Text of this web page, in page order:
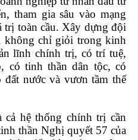
tham gia sâu vào mạng
trị toàn cầu. Xây dựng đội
không chỉ giỏi trong kinh
lĩnh chính trị, có trí tuệ,
có tinh thần dân tộc, có
nước và vươn tầm thế
hệ thống chính trị cần
thần Nghị quyết 57 của